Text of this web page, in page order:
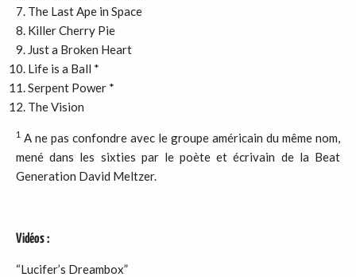
The Last Ape in Space
Killer Cherry Pie
Just a Broken Heart
Life is a Ball *
Serpent Power *
The Vision
1 A ne pas confondre avec le groupe américain du même nom,
mené dans les sixties par le poète et écrivain de la Beat
Generation David Meltzer.
Vidéos :
“Lucifer’s Dreambox”